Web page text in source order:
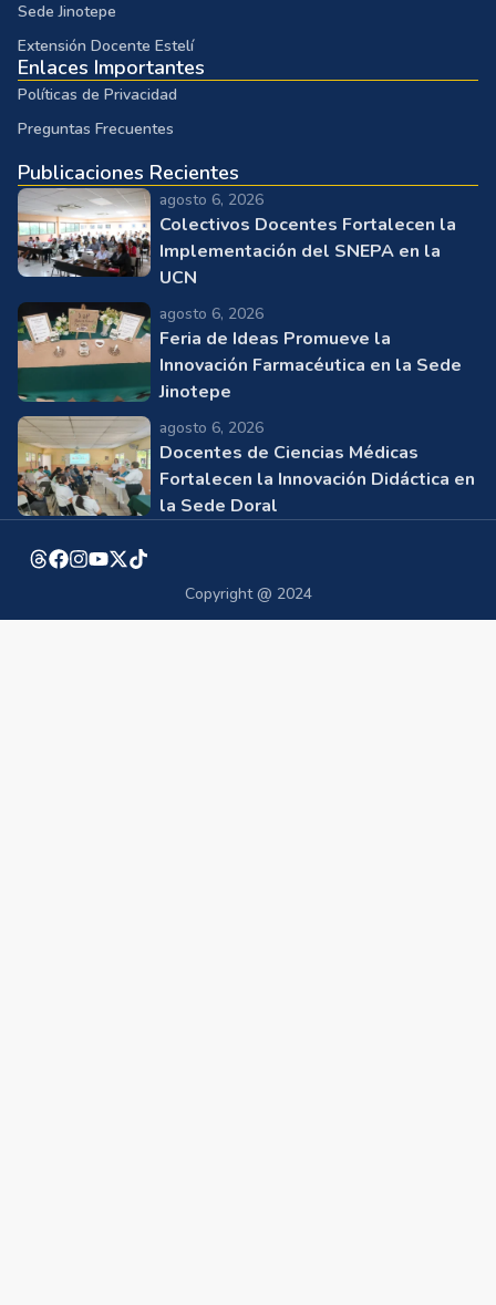
Sede Jinotepe
Extensión Docente Estelí
Enlaces Importantes
Políticas de Privacidad
Preguntas Frecuentes
Publicaciones Recientes
agosto 6, 2026
Colectivos Docentes Fortalecen la
Implementación del SNEPA en la
UCN
agosto 6, 2026
Feria de Ideas Promueve la
Innovación Farmacéutica en la Sede
Jinotepe
agosto 6, 2026
Docentes de Ciencias Médicas
Fortalecen la Innovación Didáctica en
la Sede Doral
Copyright @ 2024